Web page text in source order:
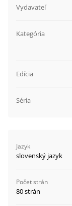
Vydavateľ
Kategória
Edícia
Séria
Jazyk
slovenský jazyk
Počet strán
80 strán